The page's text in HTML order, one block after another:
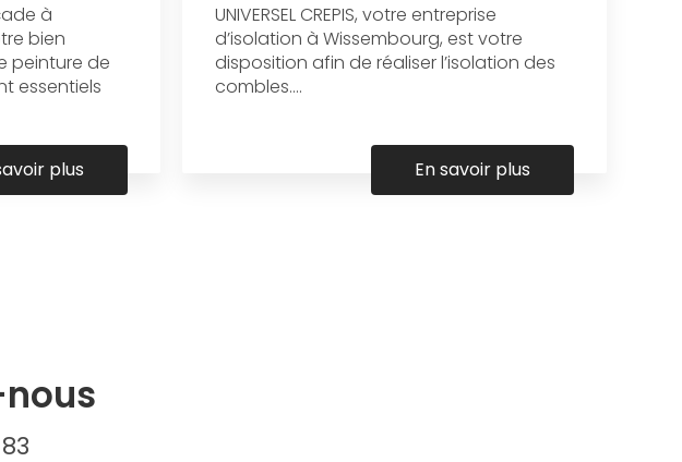
à
bien
peinture de
essentiels
plus
UNIVERSEL CREPIS, votre entreprise
d’isolation à Wissembourg, est votre
disposition afin de réaliser l’isolation des
combles....
En savoir plus